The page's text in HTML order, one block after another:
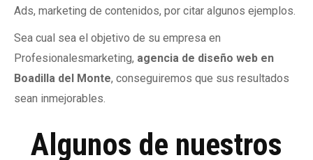
Ads, marketing de contenidos, por citar algunos ejemplos.
Sea cual sea el objetivo de su empresa en
Profesionalesmarketing, agencia de diseño web en
Boadilla del Monte, conseguiremos que sus resultados
sean inmejorables.
Algunos de nuestros